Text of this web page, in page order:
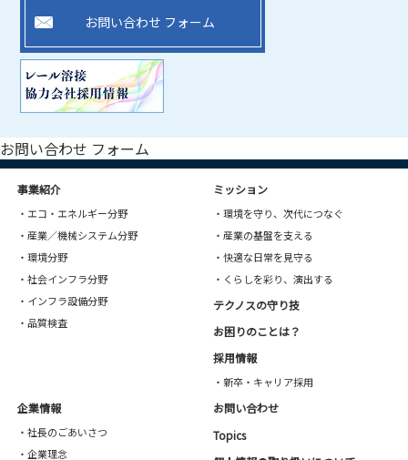
お問い合わせ フォーム
お問い合わせ フォーム
企業情報
・社長のごあいさつ
・企業理念
事業紹介
・エコ・エネルギー分野
・産業／機械システム分野
・環境分野
・社会インフラ分野
・インフラ設備分野
・品質検査
ミッション
・環境を守り、次代につなぐ
・産業の基盤を支える
・快適な日常を見守る
・くらしを彩り、演出する
テクノスの守り技
お困りのことは？
採用情報
・新卒・キャリア採用
お問い合わせ
Topics